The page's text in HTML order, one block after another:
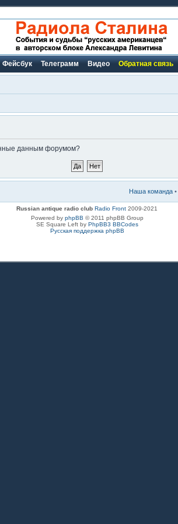
Фейсбук Телеграмм Видео Обратная связь
данным форумом?
Наша команда •
Russian antique radio club Radio Front 2009-2021
Powered by phpBB © 2011 phpBB Group
SE Square Left by PhpBB3 BBCodes
Русская поддержка phpBB